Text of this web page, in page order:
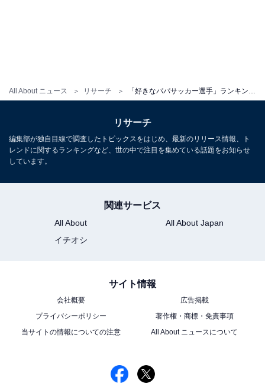
All About ニュース リサーチ
「子育てに積極的に参加していると思うパパサ
ッカー選手」ランキング！ 2位は「大久保嘉
人」、1位は？
リサーチ
編集部が独自目線で調査したトピックスをはじめ、最新のリリース情報、ト
レンドに関するランキングなど、世の中で注目を集めている話題をお知らせ
しています。
関連サービス
All About
All About Japan
イチオシ
サイト情報
会社概要
広告掲載
プライバシーポリシー
著作権・商標・免責事項
当サイトの情報についての注意
All About ニュースについて